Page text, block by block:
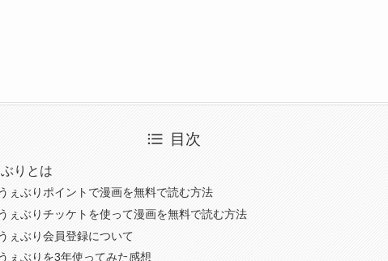
目次
りとは
ぇぶりポイントで漫画を無料で読む方法
ぇぶりチッケトを使って漫画を無料で読む方法
ぇぶり会員登録について
ぇぶりを3年使ってみた感想